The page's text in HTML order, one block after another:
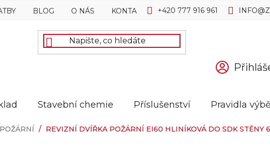
BLOG O NÁS KONTAKTY +420 777 916 961 INFO@
Stavební chemie Příslušenství Pravidla
/ REVIZNÍ DVÍŘKA POŽÁRNÍ EI60 HLINÍKOVÁ DO SDK STĚNY